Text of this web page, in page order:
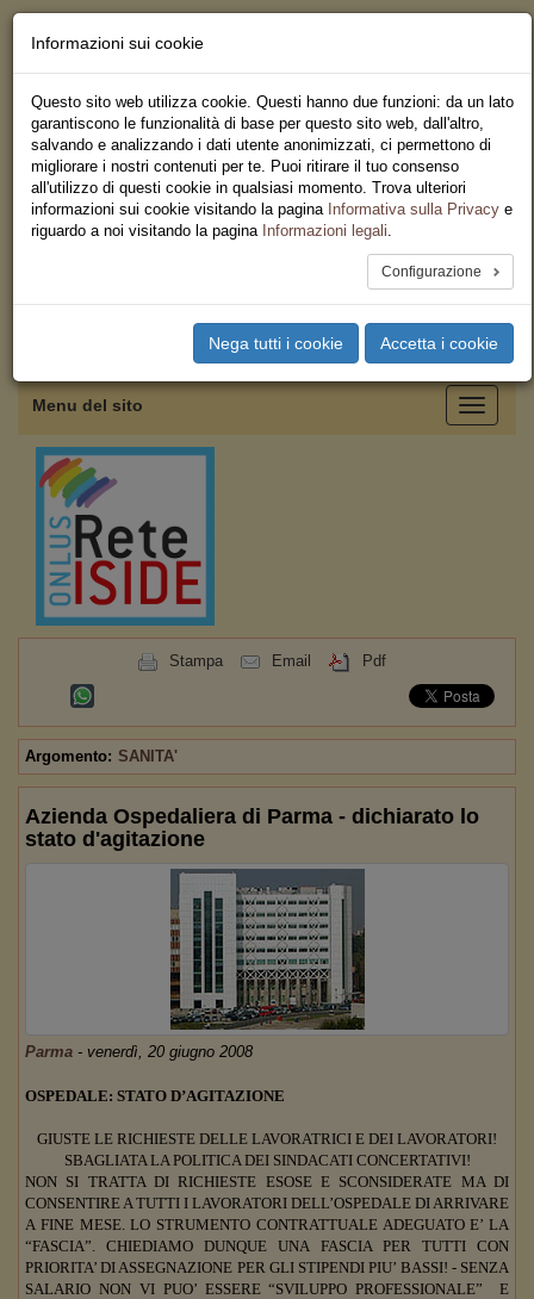
Servizi
Iscriviti
Ricerca
Area Stampa
Privacy
Federazione Regionale USB
Emilia Romagna
Toggle
Menu del sito
Stampa Email Pdf
Argomento: SANITA'
Azienda Ospedaliera di Parma - dichiarato lo
stato d'agitazione
Parma - venerdì, 20 giugno 2008
OSPEDALE: STATO D’AGITAZIONE
GIUSTE LE RICHIESTE DELLE LAVORATRICI E DEI LAVORATORI!
SBAGLIATA LA POLITICA DEI SINDACATI CONCERTATIVI!
NON SI TRATTA DI RICHIESTE ESOSE E SCONSIDERATE MA DI
CONSENTIRE A TUTTI I LAVORATORI DELL’OSPEDALE DI ARRIVARE
A FINE MESE. LO STRUMENTO CONTRATTUALE ADEGUATO E’ LA
“FASCIA”. CHIEDIAMO DUNQUE UNA FASCIA PER TUTTI CON
PRIORITA’ DI ASSEGNAZIONE PER GLI STIPENDI PIU’ BASSI! - SENZA
SALARIO NON VI PUO’ ESSERE “SVILUPPO PROFESSIONALE”
E
Informazioni sui cookie
Questo sito web utilizza cookie. Questi hanno due funzioni: da un lato
garantiscono le funzionalità di base per questo sito web, dall'altro,
salvando e analizzando i dati utente anonimizzati, ci permettono di
migliorare i nostri contenuti per te. Puoi ritirare il tuo consenso
all'utilizzo di questi cookie in qualsiasi momento. Trova ulteriori
informazioni sui cookie visitando la pagina Informativa sulla Privacy e
riguardo a noi visitando la pagina Informazioni legali.
Configurazione
Nega tutti i cookie Accetta i cookie